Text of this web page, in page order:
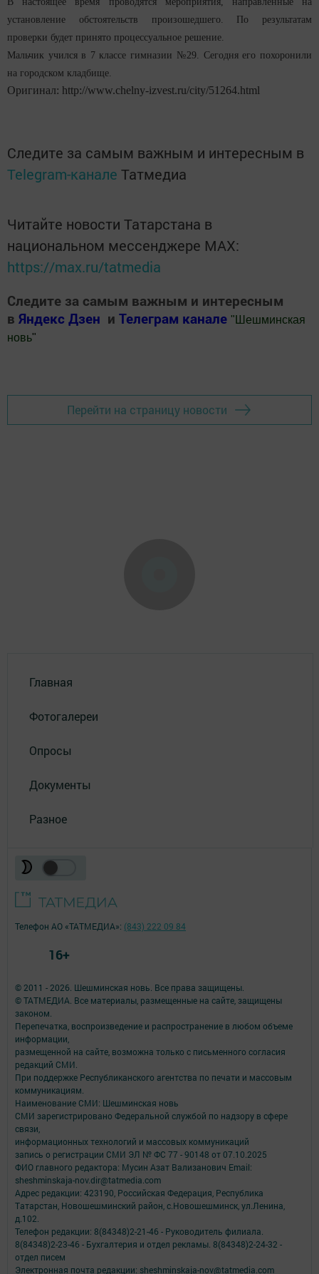
установление обстоятельств произошедшего. По результатам
проверки будет принято процессуальное решение.
Мальчик учился в 7 классе гимназии №29. Сегодня его похоронили
на городском кладбище.
Оригинал: http://www.chelny-izvest.ru/city/51264.html
Следите за самым важным и интересным в
Telegram-канале Татмедиа
Читайте новости Татарстана в
национальном мессенджере MАХ:
https://max.ru/tatmedia
Следите за самым важным и интересным
в Яндекс Дзен и Телеграм канале " Шешминская
новь"
Перейти на страницу новости
Главная
Фотогалереи
Опросы
Документы
Разное
© 2011 - 2026. Шешминская новь. Все права защищены.
© ТАТМЕДИА. Все материалы, размещенные на сайте, защищены
законом.
Перепечатка, воспроизведение и распространение в любом объеме
информации,
размещенной на сайте, возможна только с письменного согласия
редакций СМИ.
При поддержке Республиканского агентства по печати и массовым
коммуникациям.
Наименование СМИ: Шешминская новь
СМИ зарегистрировано Федеральной службой по надзору в сфере
связи,
информационных технологий и массовых коммуникаций
запись о регистрации СМИ ЭЛ № ФС 77 - 90148 от 07.10.2025
ФИО главного редактора: Мусин Азат Вализанович Email:
sheshminskaja-nov.dir@tatmedia.com
Адрес редакции: 423190, Российская Федерация, Республика
Татарстан, Новошешминский район, с.Новошешминск, ул.Ленина,
д.102.
Телефон редакции: 8(84348)2-21-46 - Руководитель филиала.
8(84348)2-23-46 - Бухгалтерия и отдел рекламы. 8(84348)2-24-32 -
отдел писем
Электронная почта редакции: sheshminskaja-nov@tatmedia.com
Телефон АО «ТАТМЕДИА»: (843) 222 09 84
16+